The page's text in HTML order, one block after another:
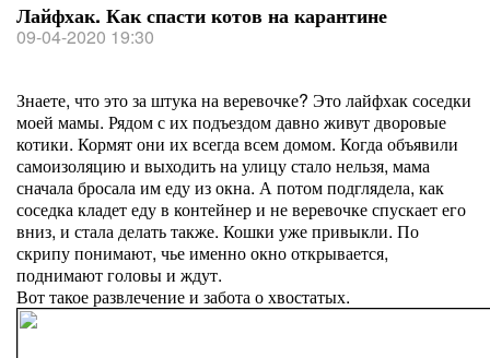
Лайфхак. Как спасти котов на карантине
09-04-2020 19:30
Знаете, что это за штука на веревочке? Это лайфхак соседки
моей мамы. Рядом с их подъездом давно живут дворовые
котики. Кормят они их всегда всем домом. Когда объявили
самоизоляцию и выходить на улицу стало нельзя, мама
сначала бросала им еду из окна. А потом подглядела, как
соседка кладет еду в контейнер и не веревочке спускает его
вниз, и стала делать также. Кошки уже привыкли. По
скрипу понимают, чье именно окно открывается,
поднимают головы и ждут.
Вот такое развлечение и забота о хвостатых.